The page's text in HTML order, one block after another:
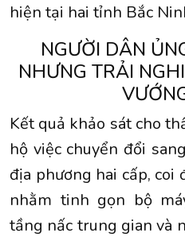
hiện tại hai tỉnh Bắc
NGƯỜI DÂN
NHƯNG TRẢI
Kết quả khảo sát cho
hộ việc chuyển đổi
địa phương hai cấp, coi
nhằm tinh gọn bộ
tầng nấc trung gian và